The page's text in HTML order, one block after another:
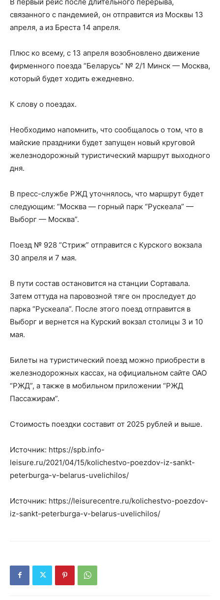
связанного с пандемией, он отправится из Москвы 13
апреля, а из Бреста 14 апреля.
Плюс ко всему, с 13 апреля возобновлено движение
фирменного поезда “Беларусь” № 2/1 Минск — Москва,
который будет ходить ежедневно.
К слову о поездах.
Необходимо напомнить, что сообщалось о том, что в
майские праздники будет запущен новый круговой
железнодорожный туристический маршрут выходного
дня.
В пресс-службе РЖД уточнялось, что маршрут будет
следующим: “Москва — горный парк “Рускеала” —
Выборг — Москва”.
Поезд № 928 “Стриж” отправится с Курского вокзала
30 апреля и 7 мая.
В пути состав остановится на станции Сортавала.
Затем оттуда на паровозной тяге он проследует до
парка “Рускеала”. После этого поезд отправится в
Выборг и вернется на Курский вокзал столицы 3 и 10
мая.
Билеты на туристический поезд можно приобрести в
железнодорожных кассах, на официальном сайте ОАО
“РЖД”, а также в мобильном приложении “РЖД
Пассажирам”.
Стоимость поездки составит от 2025 рублей и выше.
Источник: https://spb.info-
leisure.ru/2021/04/15/kolichestvo-poezdov-iz-sankt-
peterburga-v-belarus-uvelichilos/
Источник: https://leisurecentre.ru/kolichestvo-poezdov-
iz-sankt-peterburga-v-belarus-uvelichilos/